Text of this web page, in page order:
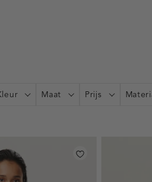
Maat Prijs